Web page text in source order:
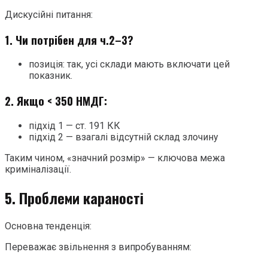
Дискусійні питання:
1. Чи потрібен для ч.2–3?
позиція: так, усі склади мають включати цей
показник.
2. Якщо < 350 НМДГ:
підхід 1 — ст. 191 КК
підхід 2 — взагалі відсутній склад злочину
Таким чином, «значний розмір» — ключова межа
криміналізації.
5. Проблеми караності
Основна тенденція:
Переважає звільнення з випробуванням: